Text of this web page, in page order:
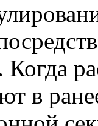
Когда
в